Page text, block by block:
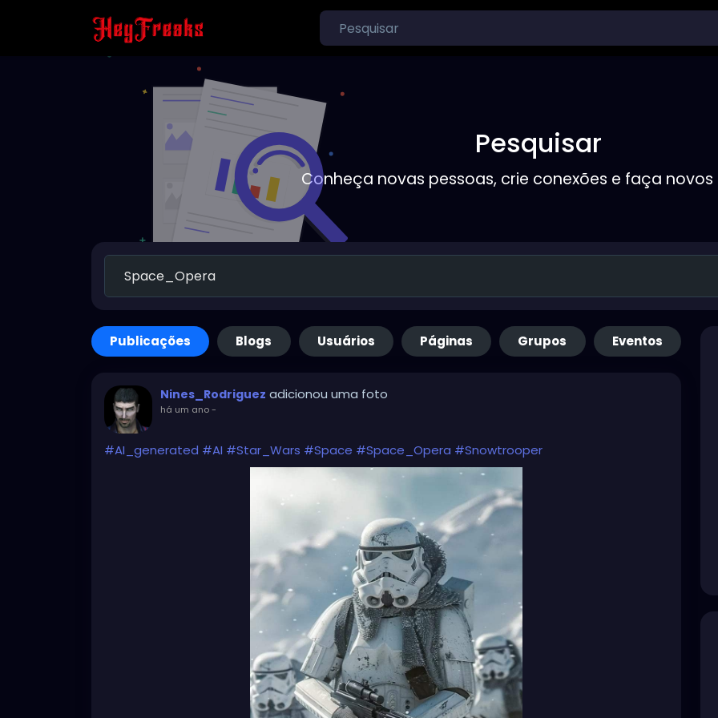
Pesquisar
Conheça novas pessoas, crie conexões e faça
Publicações Blogs Usuários Páginas Grupos Eventos
Nines_Rodriguez adicionou uma foto
há um ano-
#AI_generated #AI #Star_Wars #Space #Space_Opera #Snowtrooper